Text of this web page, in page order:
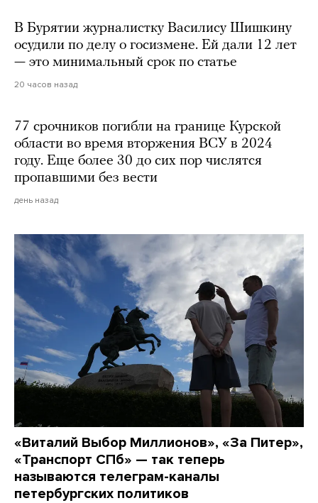
В Бурятии журналистку Василису Шишкину
осудили по делу о госизмене. Ей дали 12 лет
— это минимальный срок по статье
20 часов назад
77 срочников погибли на границе Курской
области во время вторжения ВСУ в 2024
году. Еще более 30 до сих пор числятся
пропавшими без вести
день назад
«Виталий Выбор Миллионов», «За Питер»,
«Транспорт СПб» — так теперь
называются телеграм-каналы
петербургских политиков